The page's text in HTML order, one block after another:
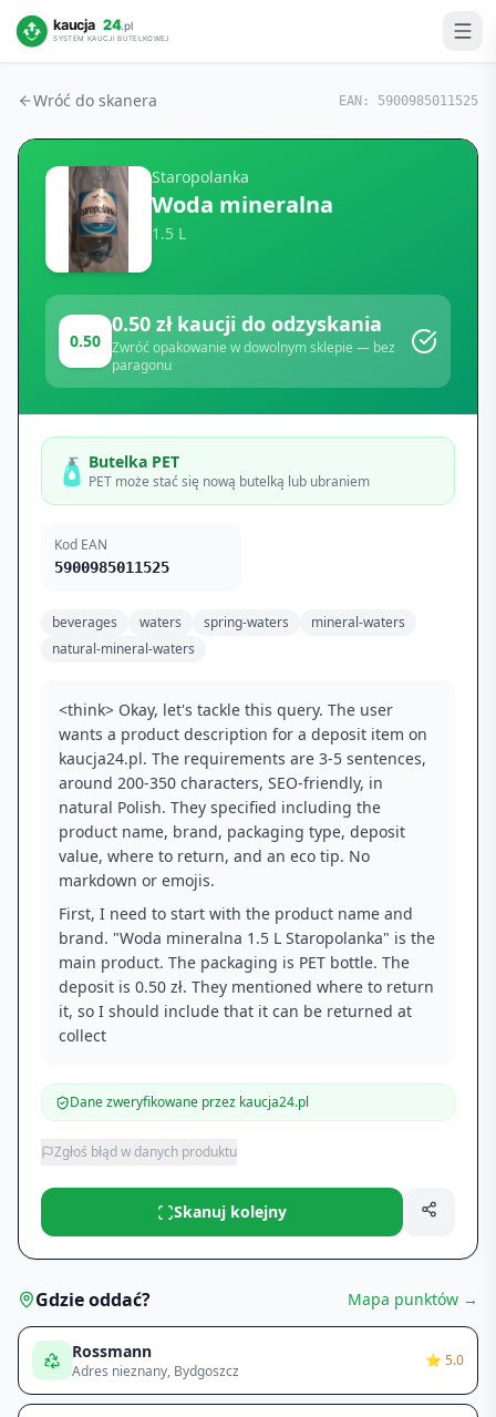
Wróć do skanera EAN: 5900985011525
Staropolanka
Woda mineralna
1.5 L
0.50
0.50 zł kaucji do odzyskania
Zwróć opakowanie w dowolnym sklepie — bez
paragonu
🧴 Butelka PET
PET może stać się nową butelką lub ubraniem
Kod EAN
5900985011525
beverages waters spring-waters
mineral-waters
natural-mineral-waters
<think> Okay, let's tackle this query. The user
wants a product description for a deposit item on
kaucja24.pl. The requirements are 3-5 sentences,
around 200-350 characters, SEO-friendly, in
natural Polish. They specified including the
product name, brand, packaging type, deposit
value, where to return, and an eco tip. No
markdown or emojis.
First, I need to start with the product name and
brand. "Woda mineralna 1.5 L Staropolanka" is the
main product. The packaging is PET bottle. The
deposit is 0.50 zł. They mentioned where to return
it, so I should include that it can be returned at
collect
Dane zweryfikowane przez kaucja24.pl
Zgłoś błąd w danych produktu
Skanuj kolejny
Gdzie oddać? Mapa punktów →
Rossmann
Adres nieznany, Bydgoszcz
⭐ 5.0